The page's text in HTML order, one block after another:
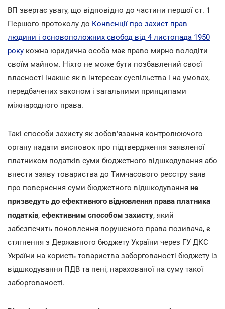
ВП звертає увагу, що відповідно до частини першої ст. 1
Першого протоколу до Конвенції про захист прав
людини і основоположних свобод від 4 листопада 1950
року кожна юридична особа має право мирно володіти
своїм майном. Ніхто не може бути позбавлений своєї
власності інакше як в інтересах суспільства і на умовах,
передбачених законом і загальними принципами
міжнародного права.
Такі способи захисту як зобов'язання контролюючого
органу надати висновок про підтвердження заявленої
платником податків суми бюджетного відшкодування або
внести заяву товариства до Тимчасового реєстру заяв
про повернення суми бюджетного відшкодування не
призведуть до ефективного відновлення права платника
податків, ефективним способом захисту, який
забезпечить поновлення порушеного права позивача, є
стягнення з Державного бюджету України через ГУ ДКС
України на користь товариства заборгованості бюджету із
відшкодування ПДВ та пені, нарахованої на суму такої
заборгованості.